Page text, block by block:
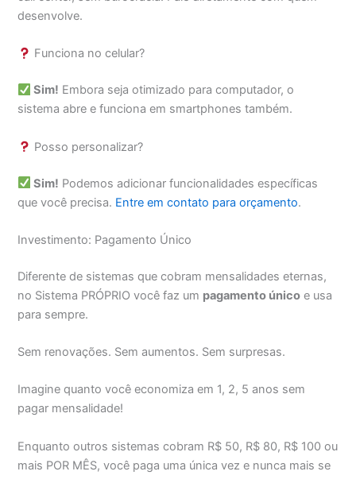
desenvolve.
Funciona no celular?
Sim! Embora seja otimizado para computador, o
sistema abre e funciona em smartphones também.
Posso personalizar?
Sim! Podemos adicionar funcionalidades específicas
que você precisa. Entre em contato para orçamento.
Investimento: Pagamento Único
Diferente de sistemas que cobram mensalidades eternas,
no Sistema PRÓPRIO você faz um pagamento único e usa
para sempre.
Sem renovações. Sem aumentos. Sem surpresas.
Imagine quanto você economiza em 1, 2, 5 anos sem
pagar mensalidade!
Enquanto outros sistemas cobram R$ 50, R$ 80, R$ 100 ou
mais POR MÊS, você paga uma única vez e nunca mais se